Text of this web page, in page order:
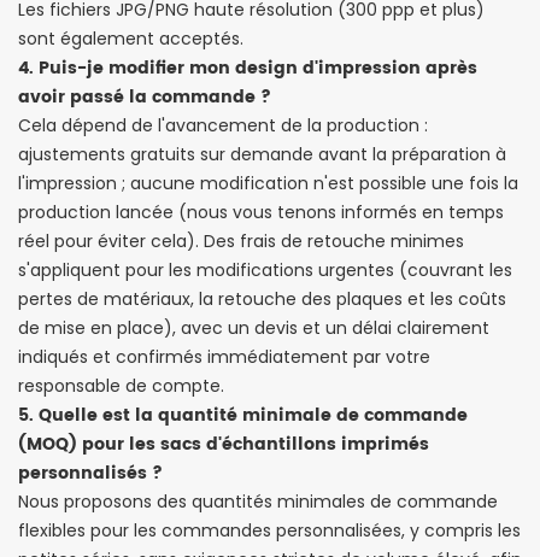
Les fichiers JPG/PNG haute résolution (300 ppp et plus)
sont également acceptés.
4. Puis-je modifier mon design d'impression après
avoir passé la commande ?
Cela dépend de l'avancement de la production :
ajustements gratuits sur demande avant la préparation à
l'impression ; aucune modification n'est possible une fois la
production lancée (nous vous tenons informés en temps
réel pour éviter cela). Des frais de retouche minimes
s'appliquent pour les modifications urgentes (couvrant les
pertes de matériaux, la retouche des plaques et les coûts
de mise en place), avec un devis et un délai clairement
indiqués et confirmés immédiatement par votre
responsable de compte.
5. Quelle est la quantité minimale de commande
(MOQ) pour les sacs d'échantillons imprimés
personnalisés ?
Nous proposons des quantités minimales de commande
flexibles pour les commandes personnalisées, y compris les